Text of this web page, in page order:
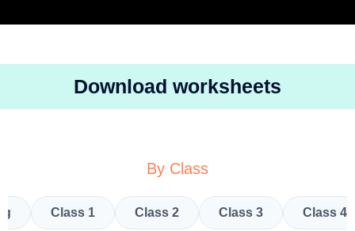
Download worksheets
By Class
Class 1 Class 2 Class 3 Class 4